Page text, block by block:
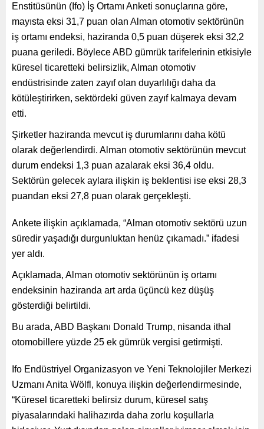
Enstitüsünün (Ifo) İş Ortamı Anketi sonuçlarına göre,
mayısta eksi 31,7 puan olan Alman otomotiv sektörünün
iş ortamı endeksi, haziranda 0,5 puan düşerek eksi 32,2
puana geriledi. Böylece ABD gümrük tarifelerinin etkisiyle
küresel ticaretteki belirsizlik, Alman otomotiv
endüstrisinde zaten zayıf olan duyarlılığı daha da
kötüleştirirken, sektördeki güven zayıf kalmaya devam
etti.
Şirketler haziranda mevcut iş durumlarını daha kötü
olarak değerlendirdi. Alman otomotiv sektörünün mevcut
durum endeksi 1,3 puan azalarak eksi 36,4 oldu.
Sektörün gelecek aylara ilişkin iş beklentisi ise eksi 28,3
puandan eksi 27,8 puan olarak gerçekleşti.
Ankete ilişkin açıklamada, “Alman otomotiv sektörü uzun
süredir yaşadığı durgunluktan henüz çıkamadı.” ifadesi
yer aldı.
Açıklamada, Alman otomotiv sektörünün iş ortamı
endeksinin haziranda art arda üçüncü kez düşüş
gösterdiği belirtildi.
Bu arada, ABD Başkanı Donald Trump, nisanda ithal
otomobillere yüzde 25 ek gümrük vergisi getirmişti.
Ifo Endüstriyel Organizasyon ve Yeni Teknolojiler Merkezi
Uzmanı Anita Wölfl, konuya ilişkin değerlendirmesinde,
“Küresel ticaretteki belirsiz durum, küresel satış
piyasalarındaki halihazırda daha zorlu koşullarla